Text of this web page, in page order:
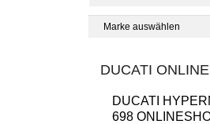
DUCATI
DUCATI
698